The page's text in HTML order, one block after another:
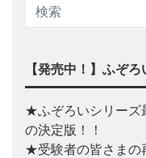
【発売中！】ふぞ
★ふぞろいシリーズ
の決定版！！
★受験者の皆さまの